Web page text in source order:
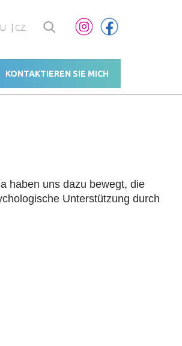
CZ
KONTAKTIEREN SIE MICH
haben uns dazu bewegt, die
Unterstützung durch